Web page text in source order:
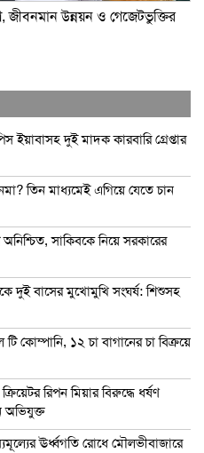
জীবনমান উন্নয়ন ও গেজেটভুক্তির
ইয়াবাসহ দুই মাদক কারবারি গ্রেপ্তার
তিন মাধ্যমেই এগিয়ে যেতে চান
অনিশ্চিত, সাকিবকে নিয়ে সরকারের
দুই বাসের মুখোমুখি সংঘর্ষ: শিশুসহ
কোম্পানি, ১২ চা বাগানের চা বিক্রয়ে
রিপন মিয়ার বিরুদ্ধে ধর্ষণ
অভিযুক্ত
ঊর্ধ্বগতি রোধে মৌলভীবাজারে